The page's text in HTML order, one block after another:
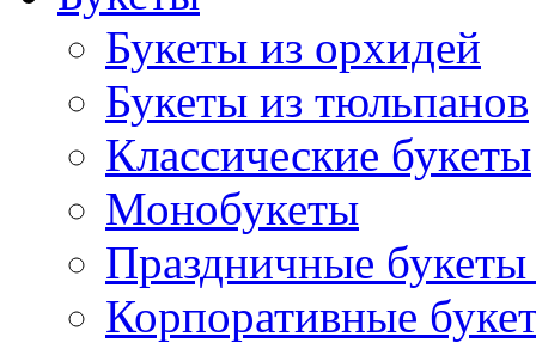
Букеты из орхидей
Букеты из тюльпанов
Классические букеты
Монобукеты
Праздничные букеты
Корпоративные